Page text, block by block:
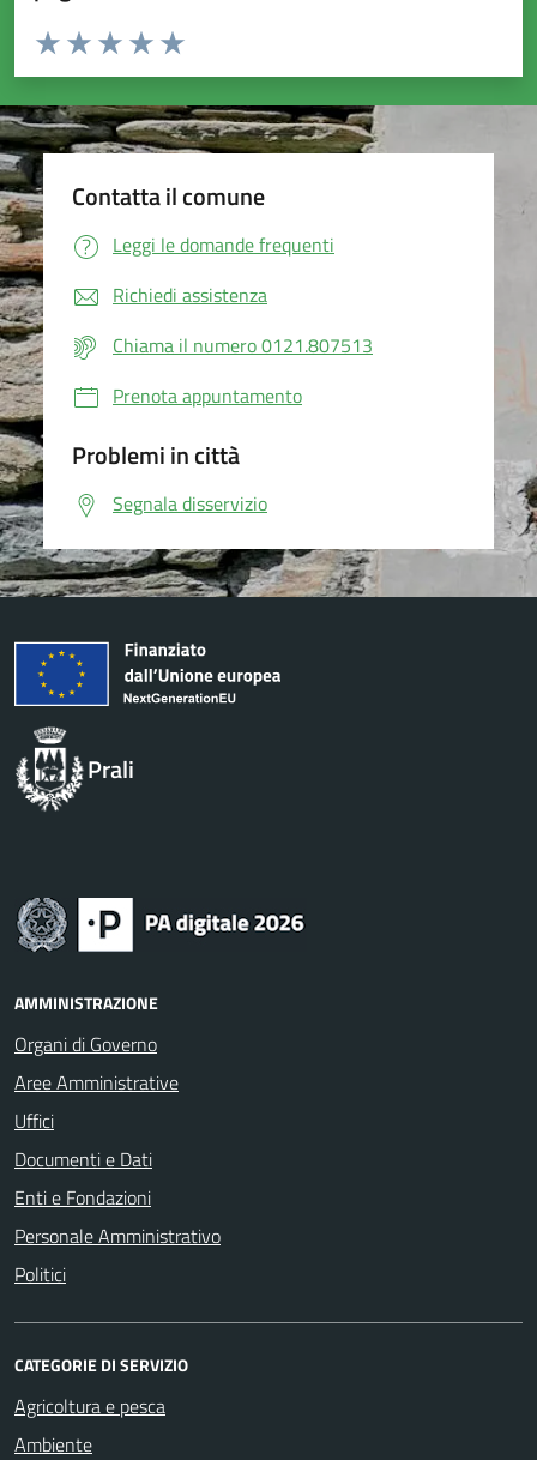
Valuta da 1 a 5 stelle la pagina
Valuta 5 stelle su 5
Valuta 4 stelle su 5
Valuta 3 stelle su 5
Valuta 2 stelle su 5
Valuta 1 stelle su 5
Contatta il comune
Leggi le domande frequenti
Richiedi assistenza
Chiama il numero 0121.807513
Prenota appuntamento
Problemi in città
Segnala disservizio
Prali
AMMINISTRAZIONE
Organi di Governo
Aree Amministrative
Uffici
Documenti e Dati
Enti e Fondazioni
Personale Amministrativo
Politici
CATEGORIE DI SERVIZIO
Agricoltura e pesca
Ambiente